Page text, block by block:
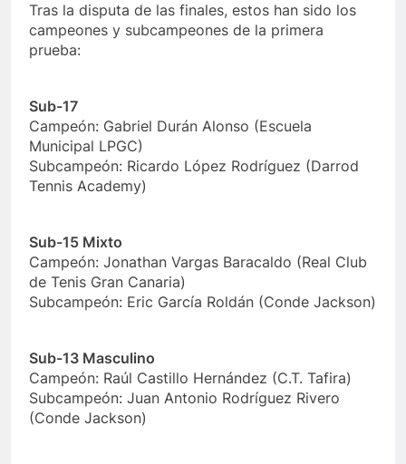
Tras la disputa de las finales, estos han sido los
campeones y subcampeones de la primera
prueba:
Sub-17
Campeón: Gabriel Durán Alonso (Escuela
Municipal LPGC)
Subcampeón: Ricardo López Rodríguez (Darrod
Tennis Academy)
Sub-15 Mixto
Campeón: Jonathan Vargas Baracaldo (Real Club
de Tenis Gran Canaria)
Subcampeón: Eric García Roldán (Conde Jackson)
Sub-13 Masculino
Campeón: Raúl Castillo Hernández (C.T. Tafira)
Subcampeón: Juan Antonio Rodríguez Rivero
(Conde Jackson)